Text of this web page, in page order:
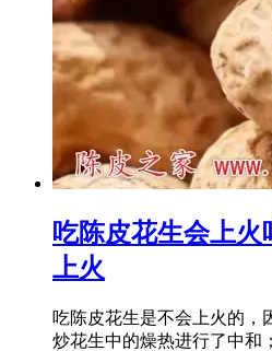
吃陈皮花生会上
上火
吃陈皮花生是不会上火的，
炒花生中的燥热进行了中和